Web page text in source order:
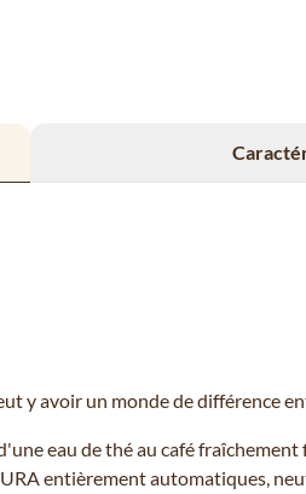
y avoir un monde de différence
eau de thé au café fraîchement
entièrement automatiques,